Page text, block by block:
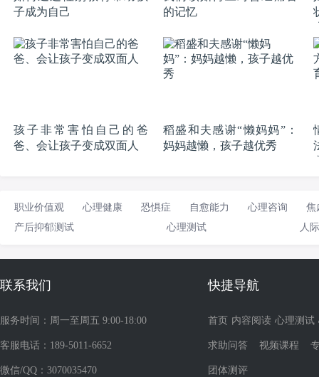
子成为自己
的记忆
孩子非常害怕自己的爸
爸、会让孩子变成双面人
稻盛和夫感谢“懒妈妈”：
妈妈越懒，孩子越优秀
职业价值观 心理健康 恐惧症 自愈能力 心理咨询
焦
产后抑郁测试
心理测试 人
联系我们
服务时间：周一至周五 9:00-18:00
客服电话：189-5011-6652
微信/QQ：3070035470
快捷导航
首页 内容阅读 心理测试
求助问答 视频课程
团体测评